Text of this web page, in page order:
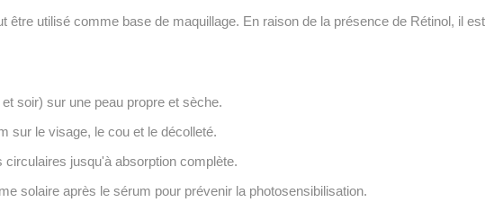
être utilisé comme base de maquillage. En raison de la présence de Rétinol, il
soir) sur une peau propre et sèche.
sur le visage, le cou et le décolleté.
jusqu'à absorption complète.
solaire après le sérum pour prévenir la photosensibilisation.